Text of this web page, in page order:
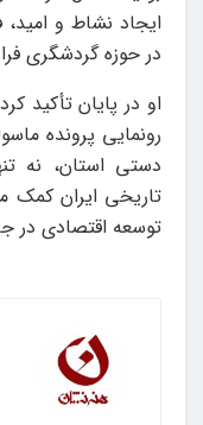
ایجاد نشاط و
در حوزه گردشگری
او در پایان تأکید
رونمایی پرونده
دستی استان، نه
تاریخی ایران کمک
توسعه اقتصادی در